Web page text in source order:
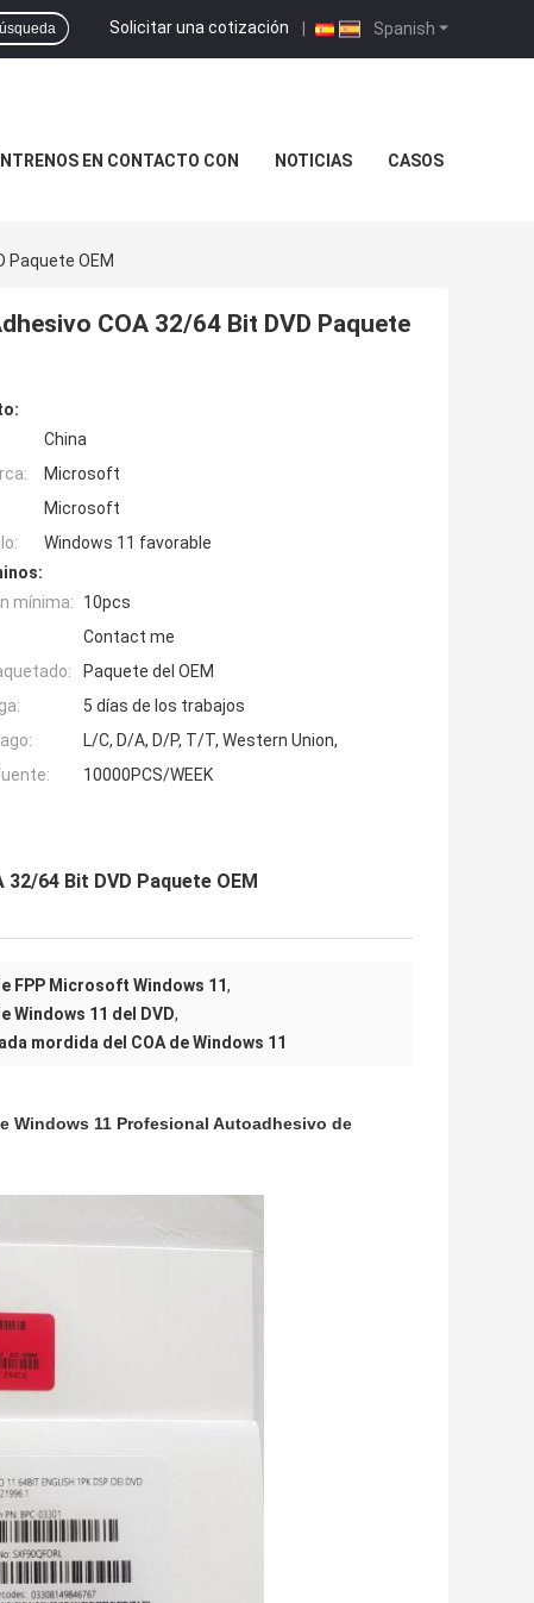
Spanish
Solicitar una cotización |
EN CONTACTO CON NOTICIAS CASOS
Paquete OEM
COA 32/64 Bit DVD Paquete
China
Microsoft
Microsoft
Windows 11 favorable
mínima:
10pcs
Contact me
Paquete del OEM
5 días de los trabajos
L/C, D/A, D/P, T/T, Western Union,
10000PCS/WEEK
64 Bit DVD Paquete OEM
FPP Microsoft Windows 11,
Windows 11 del DVD,
mordida del COA de Windows 11
Windows 11 Profesional Autoadhesivo de